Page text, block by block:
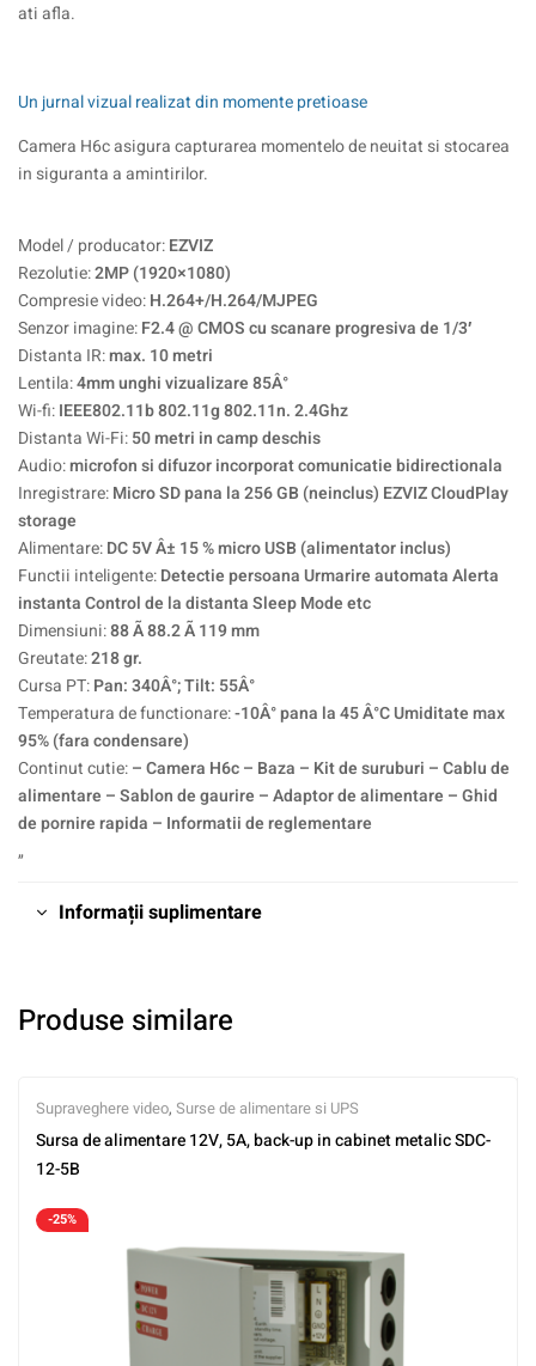
ati afla.
Un jurnal vizual realizat din momente pretioase
Camera H6c asigura capturarea momentelo de neuitat si stocarea
in siguranta a amintirilor.
Model / producator:EZVIZ
Rezolutie:2MP (1920×1080)
Compresie video:H.264+/H.264/MJPEG
Senzor imagine:F2.4 @ CMOS cu scanare progresiva de 1/3′
Distanta IR:max. 10 metri
Lentila:4mm unghi vizualizare 85Â°
Wi-fi:IEEE802.11b 802.11g 802.11n. 2.4Ghz
Distanta Wi-Fi:50 metri in camp deschis
Audio:microfon si difuzor incorporat comunicatie bidirectionala
Inregistrare:Micro SD pana la 256 GB (neinclus) EZVIZ CloudPlay
storage
Alimentare:DC 5V Â± 15 % micro USB (alimentator inclus)
Functii inteligente:Detectie persoana Urmarire automata Alerta
instanta Control de la distanta Sleep Mode etc
Dimensiuni:88 Ã 88.2 Ã 119 mm
Greutate:218 gr.
Cursa PT:Pan: 340Â°; Tilt: 55Â°
Temperatura de functionare:-10Â° pana la 45 Â°C Umiditate max
95% (fara condensare)
Continut cutie:– Camera H6c – Baza – Kit de suruburi – Cablu de
alimentare – Sablon de gaurire – Adaptor de alimentare – Ghid
de pornire rapida – Informatii de reglementare
„
Informații suplimentare
Produse similare
Supraveghere video, Surse de alimentare si UPS
Sursa de alimentare 12V, 5A, back-up in cabinet metalic SDC-
12-5B
-25%